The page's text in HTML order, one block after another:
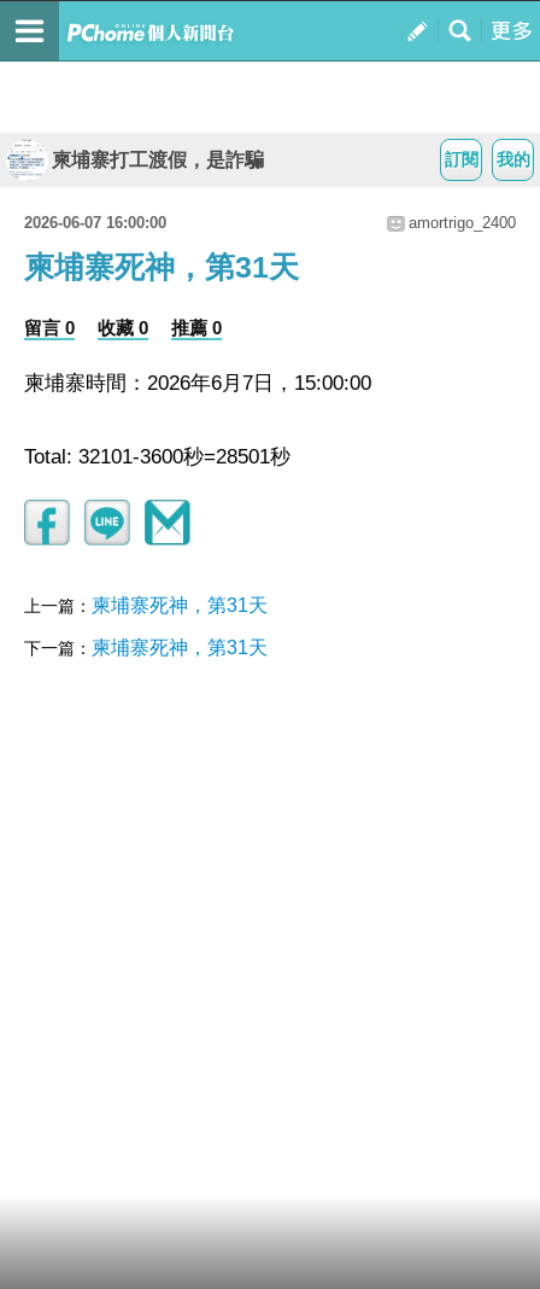
我的
訂閱
柬埔寨打工渡假，是詐騙
2026-06-07 16:00:00 amortrigo_2400
柬埔寨死神，第31天
留言 0 收藏 0 推薦 0
柬埔寨時間：2026年6月7日，15:00:00
Total: 32101-3600秒=28501秒
上一篇： 柬埔寨死神，第31天
下一篇： 柬埔寨死神，第31天